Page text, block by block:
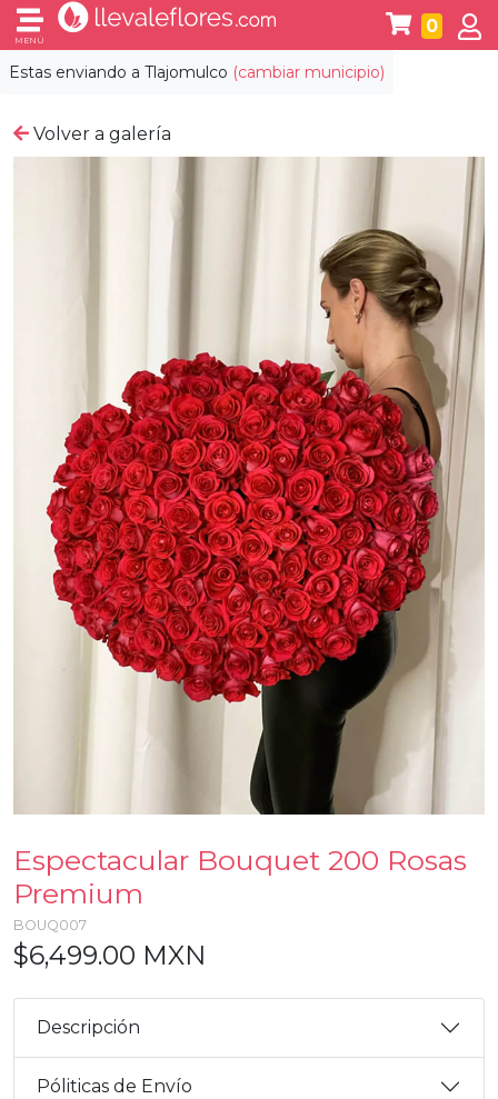
Estas enviando a Tlajomulco (cambiar municipio)
MENÚ
0
Volver a galería
Espectacular Bouquet 200 Rosas
Premium
BOUQ007
$6,499.00 MXN
Descripción
Póliticas de Envío